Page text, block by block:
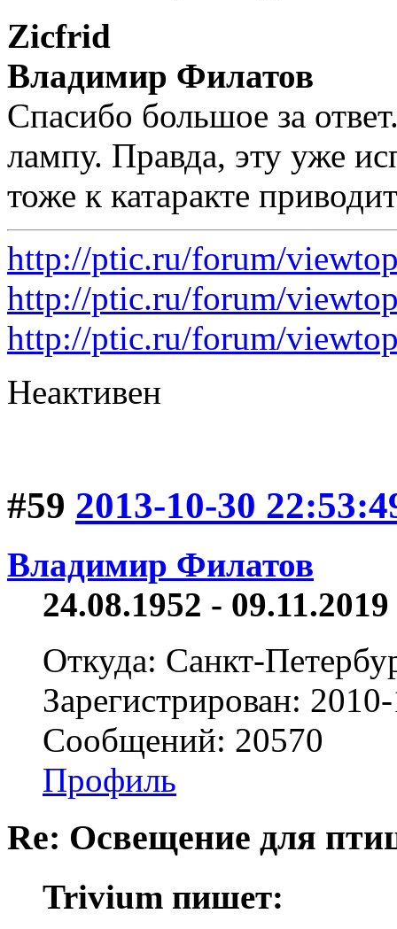
Zicfrid
Владимир Филатов
Спасибо большое за
лампу. Правда, эту уже
тоже к катаракте
http://ptic.ru/forum/
http://ptic.ru/forum/
http://ptic.ru/forum/
Неактивен
#59 2013-10-30
Владимир Филатов
24.08.1952 -
Откуда: Санкт-
Зарегистрирован:
Сообщений: 20570
Профиль
Re: Освещение для
Trivium пишет: